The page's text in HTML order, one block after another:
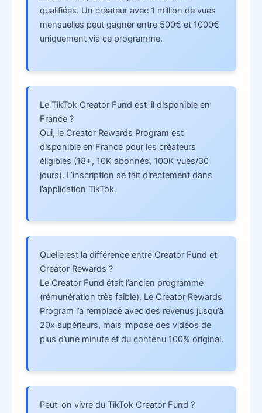
qualifiées. Un créateur avec 1 million de vues
mensuelles peut gagner entre 500€ et 1000€
uniquement via ce programme.
Le TikTok Creator Fund est-il disponible en
France ?
Oui, le Creator Rewards Program est
disponible en France pour les créateurs
éligibles (18+, 10K abonnés, 100K vues/30
jours). L’inscription se fait directement dans
l’application TikTok.
Quelle est la différence entre Creator Fund et
Creator Rewards ?
Le Creator Fund était l’ancien programme
(rémunération très faible). Le Creator Rewards
Program l’a remplacé avec des revenus jusqu’à
20x supérieurs, mais impose des vidéos de
plus d’une minute et du contenu 100% original.
Peut-on vivre du TikTok Creator Fund ?